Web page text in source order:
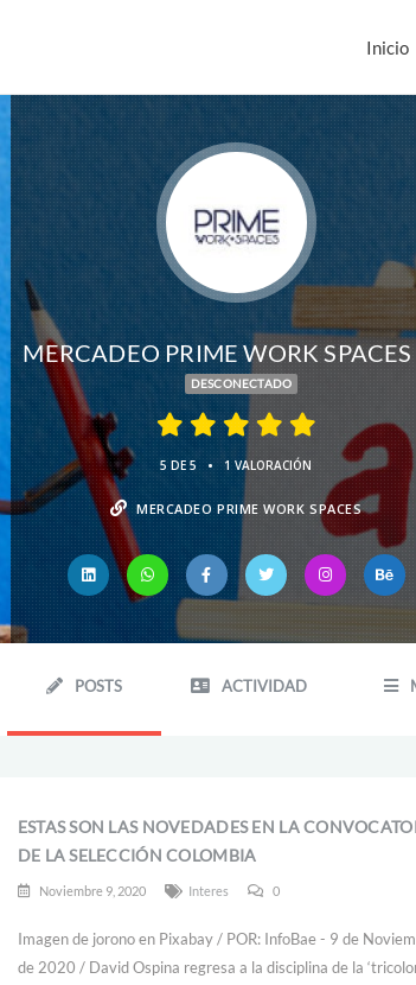
Inicio
MERCADEO PRIME WORK SPACES
DESCONECTADO
5 DE 5 • 1 VALORACIÓN
MERCADEO PRIME WORK SPACES
POSTS ACTIVIDAD
ESTAS SON LAS NOVEDADES EN LA
DE LA SELECCIÓN COLOMBIA
Noviembre 9, 2020 Interes 0
Imagen de jorono en Pixabay / POR: InfoBae - 9 de
de 2020 / David Ospina regresa a la disciplina de la